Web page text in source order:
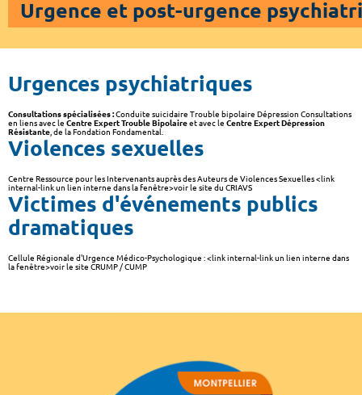
Urgence et post-urgence
Urgences psychiatriques
Consultations spécialisées :Conduite suicidaire Trouble bipolaire Dépression Consultations
en liens avec le Centre Expert Trouble Bipolaireet avec le Centre Expert Dépression
Résistante, de la Fondation Fondamental.
Violences sexuelles
Centre Ressource pour les Intervenants auprès des Auteurs de Violences Sexuelles <link
internal-link un lien interne dans la fenêtre>voir le site du CRIAVS
Victimes d'événements publics
dramatiques
Cellule Régionale d'Urgence Médico-Psychologique : <link internal-link un lien interne dans
la fenêtre>voir le site CRUMP / CUMP